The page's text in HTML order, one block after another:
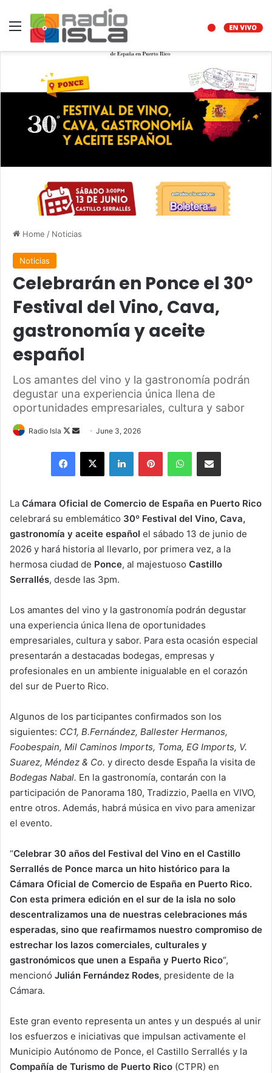
Menu
Home / Noticias
Noticias
Celebrarán en Ponce el 30º
Festival del Vino, Cava,
gastronomía y aceite
español
Los amantes del vino y la gastronomía podrán
degustar una experiencia única llena de
oportunidades empresariales, cultura y sabor
Radio Isla
Follow
Send
email
June 3, 2026
Facebook
X LinkedInPinterestWhatsAppShare via Email
La Cámara Oficial de Comercio de España en Puerto Rico
celebrará su emblemático 30º Festival del Vino, Cava,
gastronomía y aceite español el sábado 13 de junio de
2026 y hará historia al llevarlo, por primera vez, a la
hermosa ciudad de Ponce, al majestuoso Castillo
Serrallés, desde las 3pm.
Los amantes del vino y la gastronomía podrán degustar
una experiencia única llena de oportunidades
empresariales, cultura y sabor. Para esta ocasión especial
presentarán a destacadas bodegas, empresas y
profesionales en un ambiente inigualable en el corazón
del sur de Puerto Rico.
Algunos de los participantes confirmados son los
siguientes: CC1, B.Fernández, Ballester Hermanos,
Foobespain, Mil Caminos Imports, Toma, EG Imports, V.
Suarez, Méndez & Co. y directo desde España la visita de
Bodegas Nabal. En la gastronomía, contarán con la
participación de Panorama 180, Tradizzio, Paella en VIVO,
entre otros. Además, habrá música en vivo para amenizar
el evento.
“Celebrar 30 años del Festival del Vino en el Castillo
Serrallés de Ponce marca un hito histórico para la
Cámara Oficial de Comercio de España en Puerto Rico.
Con esta primera edición en el sur de la isla no solo
descentralizamos una de nuestras celebraciones más
esperadas, sino que reafirmamos nuestro compromiso de
estrechar los lazos comerciales, culturales y
gastronómicos que unen a España y Puerto Rico“,
mencionó Julián Fernández Rodes, presidente de la
Cámara.
Este gran evento representa un antes y un después al unir
los esfuerzos e iniciativas que impulsan activamente el
Municipio Autónomo de Ponce, el Castillo Serrallés y la
Compañía de Turismo de Puerto Rico (CTPR) en